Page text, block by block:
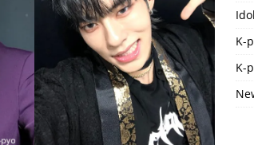
K-
K-